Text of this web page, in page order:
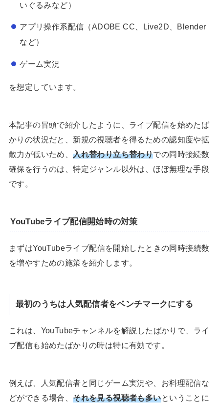
いぐるみなど）
アプリ操作系配信（ADOBE CC、Live2D、Blender
など）
ゲーム実況
を想定しています。
本記事の冒頭で紹介したように、ライブ配信を始めたば
かりの状況だと、新規の視聴者を得るための認知度や拡
散力が低いため、入れ替わり立ち替わりでの同時接続数
確保を行うのは、特定ジャンル以外は、ほぼ無理な手段
です。
YouTubeライブ配信開始時の対策
まずはYouTubeライブ配信を開始したときの同時接続数
を増やすための施策を紹介します。
最初のうちは人気配信者をベンチマークにする
これは、YouTubeチャンネルを解説したばかりで、ライ
ブ配信も始めたばかりの時は特に有効です。
例えば、人気配信者と同じゲーム実況や、お料理配信な
どができる場合、それを見る視聴者も多いということに